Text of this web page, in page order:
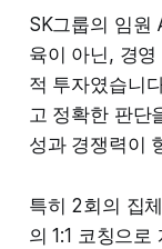
SK그룹의 임원
육이 아닌, 경
적 투자였습니
고 정확한 판단
성과 경쟁력이
특히 2회의 집
의 1:1 코칭으